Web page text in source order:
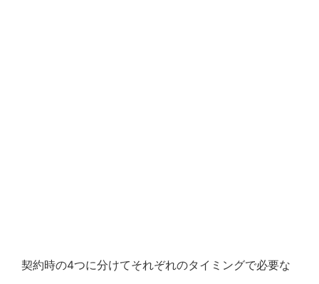
契約時の4つに分けてそれぞれのタイミングで必要な